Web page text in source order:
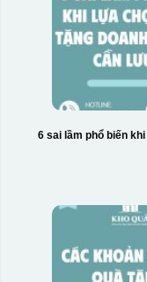
6 sai lầm phổ biến